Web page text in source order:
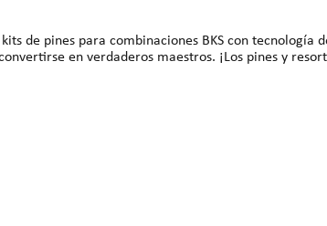
de pines para combinaciones BKS con tecnología
principiantes, cerrajeros y lockpieckers que aman